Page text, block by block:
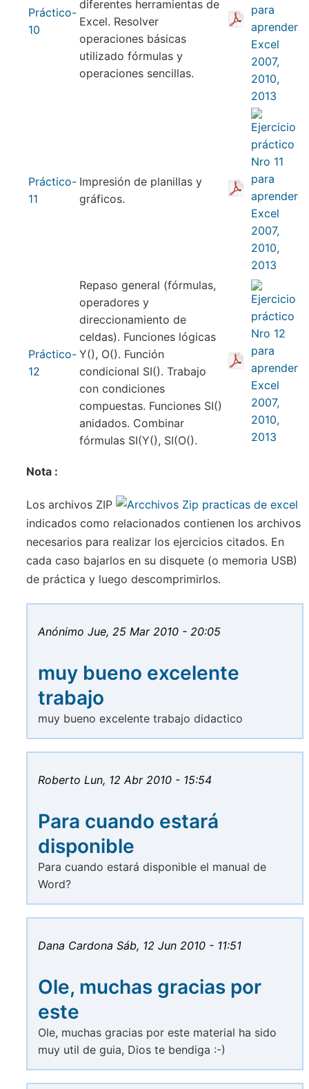
Práctico-
10
diferentes herramientas de
Excel. Resolver
operaciones básicas
utilizado fórmulas y
operaciones sencillas.
Práctico-
11
Impresión de planillas y
gráficos.
Práctico-
12
Repaso general (fórmulas,
operadores y
direccionamiento de
celdas). Funciones lógicas
Y(), O(). Función
condicional SI(). Trabajo
con condiciones
compuestas. Funciones SI()
anidados. Combinar
fórmulas SI(Y(), SI(O().
Nota :
Los archivos ZIP
indicados como relacionados contienen los archivos
necesarios para realizar los ejercicios citados. En
cada caso bajarlos en su disquete (o memoria USB)
de práctica y luego descomprimirlos.
Anónimo Jue, 25 Mar 2010 - 20:05
muy bueno excelente
trabajo
muy bueno excelente trabajo didactico
Roberto Lun, 12 Abr 2010 - 15:54
Para cuando estará
disponible
Para cuando estará disponible el manual de
Word?
Dana Cardona Sáb, 12 Jun 2010 - 11:51
Ole, muchas gracias por
este
Ole, muchas gracias por este material ha sido
muy util de guia, Dios te bendiga :-)